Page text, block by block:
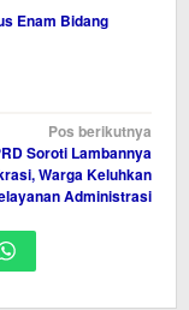
Enam Bidang
Pos berikutnya
Soroti Lambannya
Warga Keluhkan
Administrasi